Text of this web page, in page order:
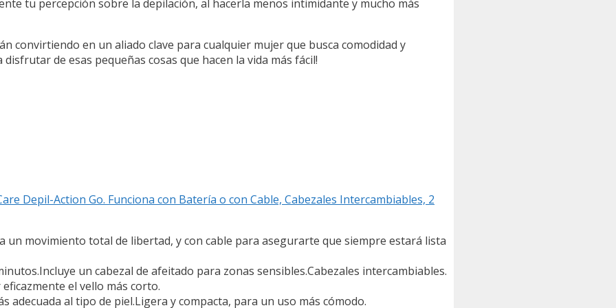
tu percepción sobre la depilación, al hacerla menos intimidante y mucho más
convirtiendo en un aliado clave para cualquier mujer que busca comodidad y
de esas pequeñas cosas que hacen la vida más fácil!
Depil-Action Go. Funciona con Batería o con Cable, Cabezales Intercambiables, 2
un movimiento total de libertad, y con cable para asegurarte que siempre estará lista
un cabezal de afeitado para zonas sensibles.Cabezales intercambiables.
el vello más corto.
adecuada al tipo de piel.Ligera y compacta, para un uso más cómodo.